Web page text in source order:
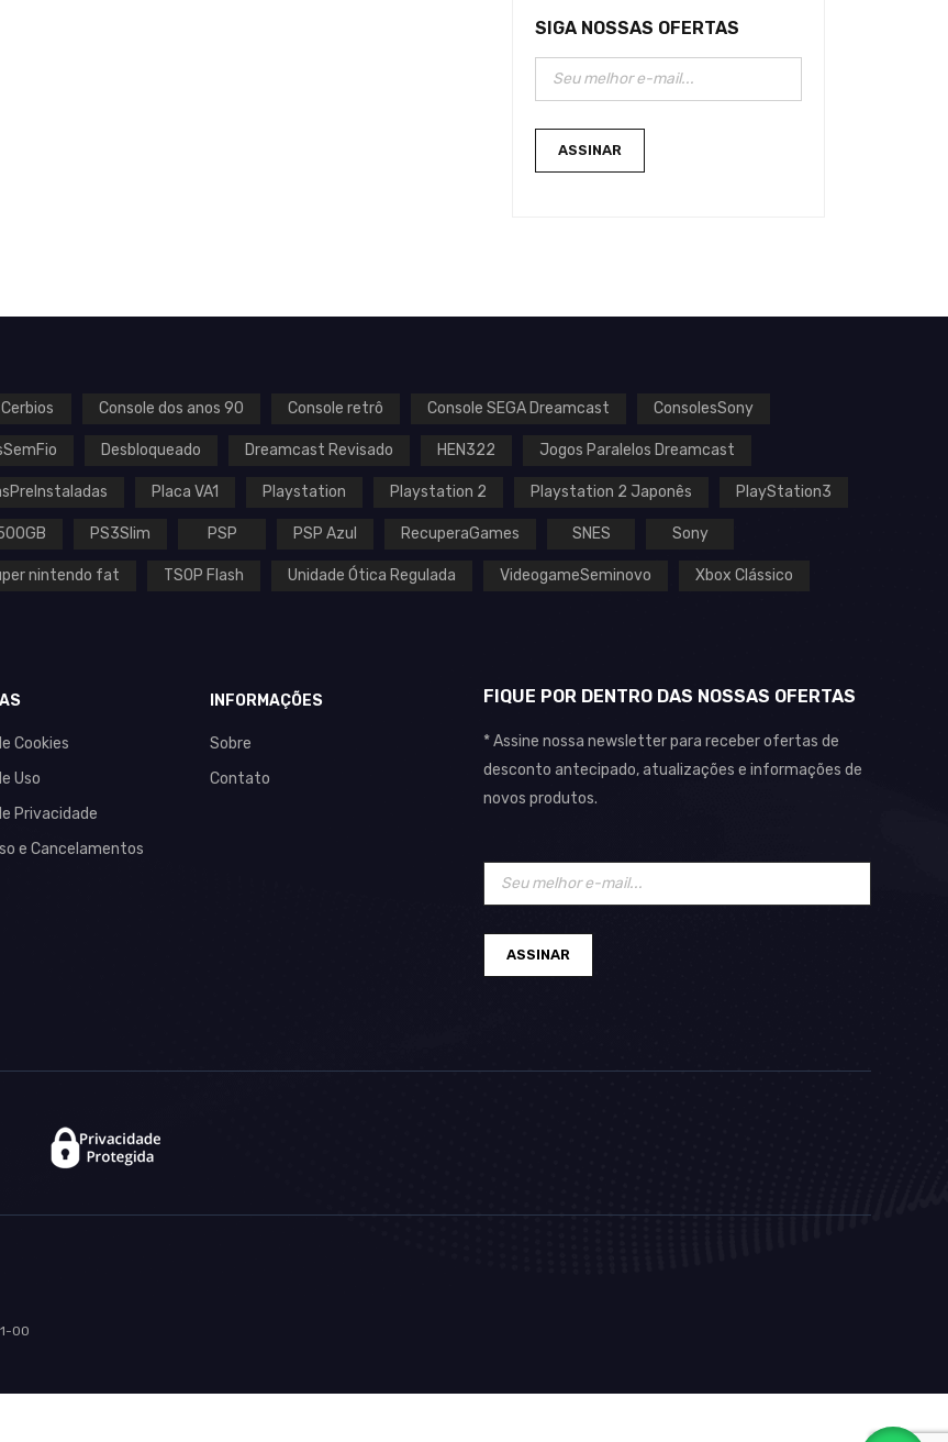
SIGA NOSSAS OFERTAS
Cerbios Console dos anos 90 Console retrô Console SEGA Dreamcast ConsolesSony
Desbloqueado Dreamcast Revisado HEN322 Jogos Paralelos Dreamcast
Placa VA1 Playstation Playstation 2 Playstation 2 Japonês PlayStation3
PS3Slim PSP PSP Azul RecuperaGames SNES Sony
nintendo fat TSOP Flash Unidade Ótica Regulada VideogameSeminovo Xbox Clássico
Cookies
Uso
Privacidade
e Cancelamentos
INFORMAÇÕES
Sobre
Contato
FIQUE POR DENTRO DAS NOSSAS OFERTAS
* Assine nossa newsletter para receber ofertas de
desconto antecipado, atualizações e informações de
novos produtos.
00